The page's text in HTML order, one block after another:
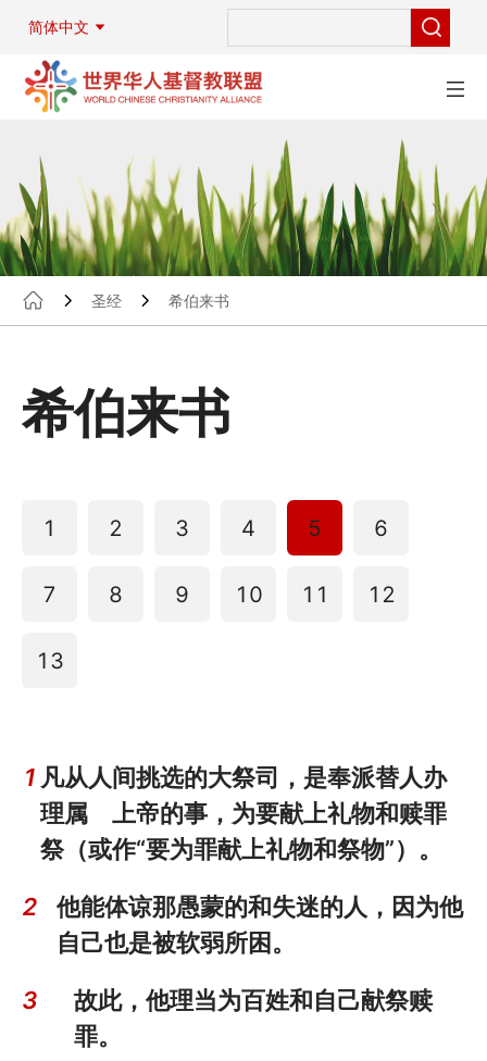
简体中文
圣经 希伯来书
希伯来书
1 2 3 4 5 6
7 8 9 10 11 12
13
1 凡从人间挑选的大祭司，是奉派替人办
理属 上帝的事，为要献上礼物和赎罪
祭（或作“要为罪献上礼物和祭物”）。
2
他能体谅那愚蒙的和失迷的人，因为他
自己也是被软弱所困。
3
故此，他理当为百姓和自己献祭赎
罪。